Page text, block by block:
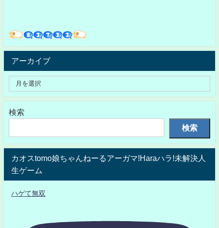
アーカイブ
検索
検索
カオスtomo娘ちゃんねーるアーガマ!Haraハラ!未解決人
生ゲーム
ハゲて無双